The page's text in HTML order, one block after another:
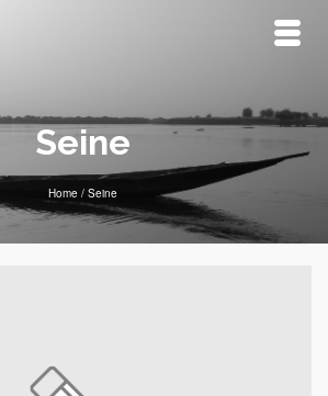
Seine
Home / Seine